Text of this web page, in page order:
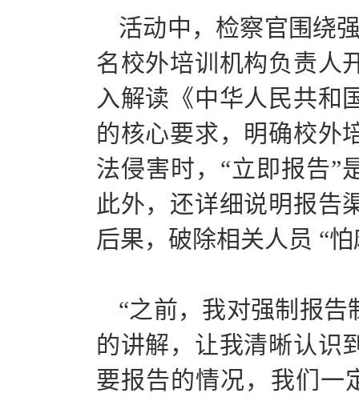
活动中，检察官围绕
名校外培训机构负责人
入解读《中华人民共和
的核心要求，明确校外
法侵害时，“立即报告”
此外，还详细说明报告
后果，破除相关人员 “
“之前，我对强制报
的讲解，让我清晰认识
要报告的情况，我们一